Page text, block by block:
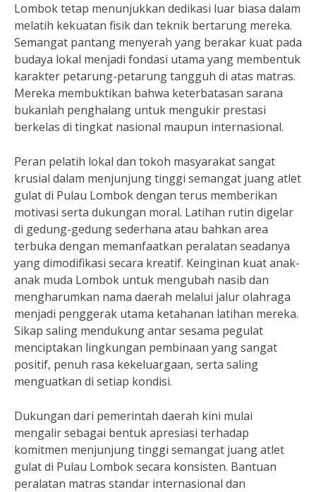
Lombok tetap menunjukkan dedikasi luar biasa dalam
melatih kekuatan fisik dan teknik bertarung mereka.
Semangat pantang menyerah yang berakar kuat pada
budaya lokal menjadi fondasi utama yang membentuk
karakter petarung-petarung tangguh di atas matras.
Mereka membuktikan bahwa keterbatasan sarana
bukanlah penghalang untuk mengukir prestasi
berkelas di tingkat nasional maupun internasional.
Peran pelatih lokal dan tokoh masyarakat sangat
krusial dalam menjunjung tinggi semangat juang atlet
gulat di Pulau Lombok dengan terus memberikan
motivasi serta dukungan moral. Latihan rutin digelar
di gedung-gedung sederhana atau bahkan area
terbuka dengan memanfaatkan peralatan seadanya
yang dimodifikasi secara kreatif. Keinginan kuat anak-
anak muda Lombok untuk mengubah nasib dan
mengharumkan nama daerah melalui jalur olahraga
menjadi penggerak utama ketahanan latihan mereka.
Sikap saling mendukung antar sesama pegulat
menciptakan lingkungan pembinaan yang sangat
positif, penuh rasa kekeluargaan, serta saling
menguatkan di setiap kondisi.
Dukungan dari pemerintah daerah kini mulai
mengalir sebagai bentuk apresiasi terhadap
komitmen menjunjung tinggi semangat juang atlet
gulat di Pulau Lombok secara konsisten. Bantuan
peralatan matras standar internasional dan